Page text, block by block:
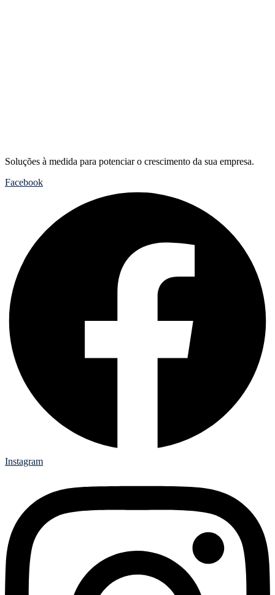
Soluções à medida para potenciar o crescimento da sua empresa.
Facebook
Instagram